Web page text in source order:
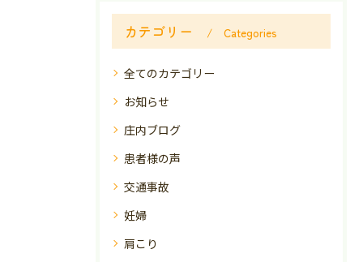
カテゴリー Categories
全てのカテゴリー
お知らせ
庄内ブログ
患者様の声
交通事故
妊婦
肩こり